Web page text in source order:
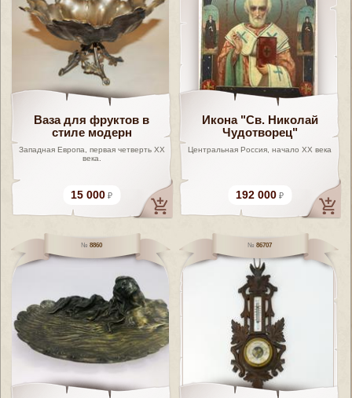
Ваза для фруктов в
стиле модерн
Западная Европа, первая четверть XX
века.
15 000
Икона "Св. Николай
Чудотворец"
Центральная Россия, начало XX века
192 000
8860 86707